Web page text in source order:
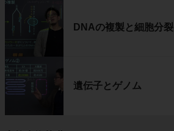
DNAの複製と細胞分裂
遺伝子とゲノム